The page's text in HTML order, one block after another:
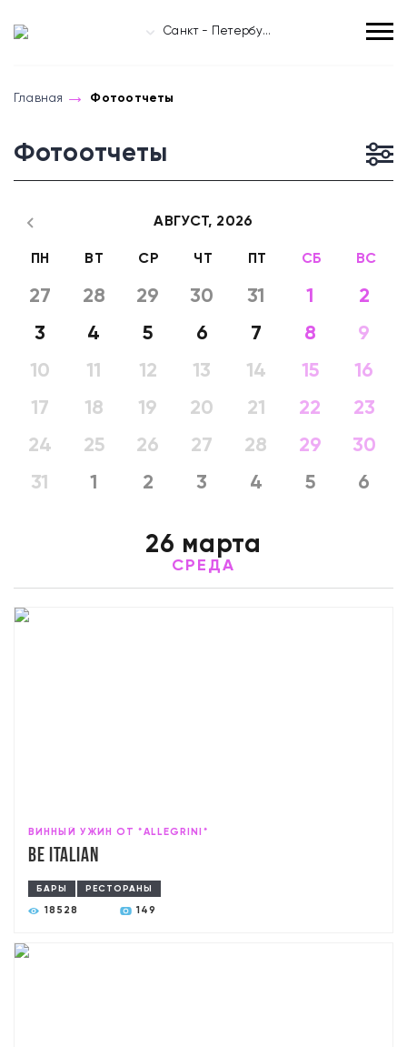
Санкт - Петербург
Главная Фотоотчеты
Фотоотчеты
АВГУСТ, 2026
ПН ВТ СР ЧТ ПТ СБ ВС
27 28 29 30 31 1
2
3
4 5 6 7 8
9
10
11 12 13 14 15
16
17
18 19 20 21 22
23
24
25 26 27 28 29
30
31
1 2 3 4 5 6
26 марта
СРЕДА
ВИННЫЙ УЖИН ОТ *ALLEGRINI*
Be Italian
БАРЫ РЕСТОРАНЫ
18528 149